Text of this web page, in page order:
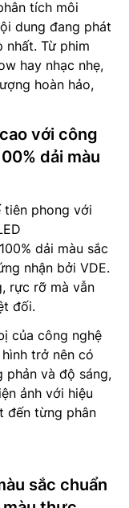
tích môi
dung đang phát
nhất. Từ phim
hay nhạc nhẹ,
hoàn hảo,
với công
dải màu
tiên phong với
dải màu sắc
nhận bởi VDE.
rực rỡ mà vẫn
đối.
của công nghệ
trở nên có
phản và độ sáng,
ảnh với hiệu
đến từng phân
sắc chuẩn